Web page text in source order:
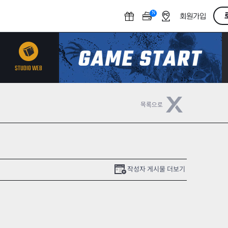
N
F
회원가입
STUDIO WEB
작성자 게시물 더보기